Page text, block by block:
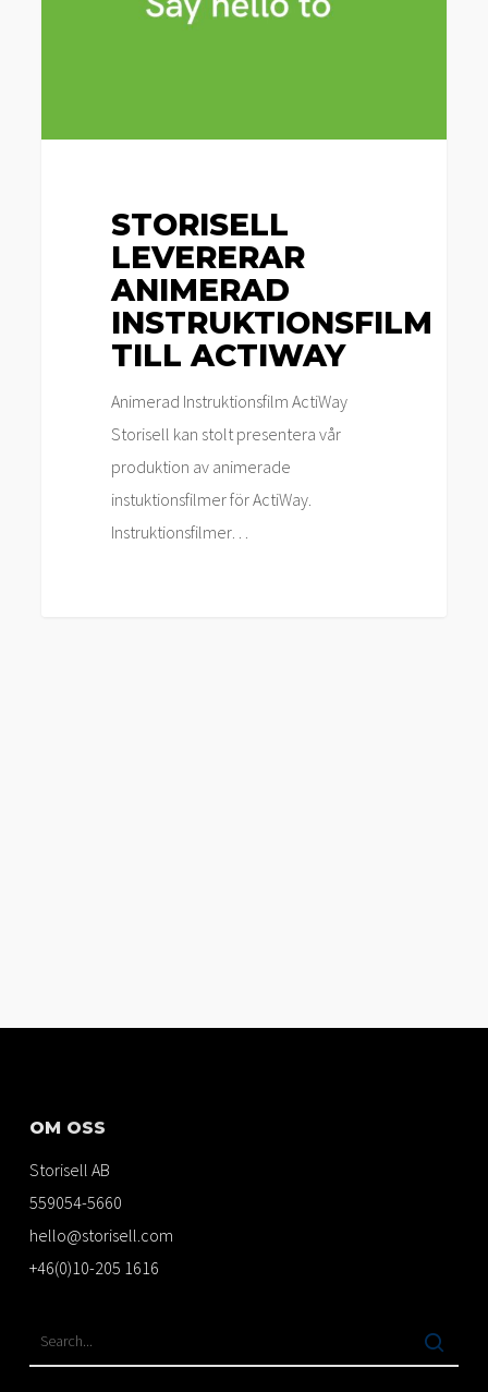
STORISELL
LEVERERAR
ANIMERAD
INSTRUKTIONSFILM
TILL ACTIWAY
Animerad Instruktionsfilm ActiWay
Storisell kan stolt presentera vår
produktion av animerade
instuktionsfilmer för ActiWay.
Instruktionsfilmer…
OM OSS
Storisell AB
559054-5660
hello@storisell.com
+46(0)10-205 1616